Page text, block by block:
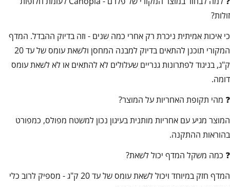
זולות?
כי איכות אמיתית ניכרת רק אחרי כמה שנים - וזה בדיוק ההבדל. המדף
המקורי תוכנן להתאים בדיוק למבנה המחסן ולשאת עומס של עד 20
ק"ג, בניגוד לפתרונות גנריים שעלולים לא להתאים או לא לשאת עומס
דומה.
❓ מהי תקופת האחריות על המוצר?
המוצר מגיע עם אחריות מותנית בעיגון נכון למשטח מפולס, כמפורט
בהוראות ההתקנה.
❓ כמה משקל המדף יכול לשאת?
המדף חזק במיוחד ויכול לשאת עומס של עד 20 ק"ג - מספיק לרוב כלי